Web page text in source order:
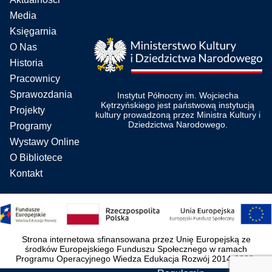
Media
Księgarnia
O Nas
Historia
Pracownicy
Sprawozdania
Projekty
Programy
Wystawy Online
O Bibliotece
Kontakt
Instytut Północny im. Wojciecha
Kętrzyńskiego jest państwową instytucją
kultury prowadzoną przez Ministra Kultury i
Dziedzictwa Narodowego.
Strona internetowa sfinansowana przez Unię Europejską ze
środków Europejskiego Funduszu Społecznego w ramach
Programu Operacyjnego Wiedza Edukacja Rozwój 2014-2020.